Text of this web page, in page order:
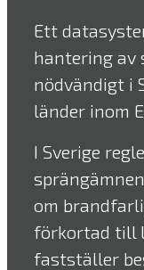
Ett
hantering av
nödvändigt i
länder inom
I Sverige
om
förkortad till
fastställer